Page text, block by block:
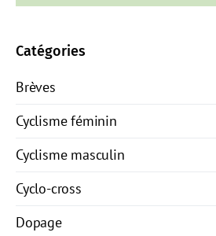
Catégories
Brèves
Cyclisme féminin
Cyclisme masculin
Cyclo-cross
Dopage